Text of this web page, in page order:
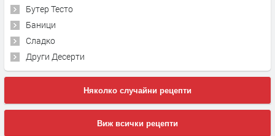
Бутер Тесто
Баници
Сладко
Други Десерти
Няколко случайни рецепти
Виж всички рецепти